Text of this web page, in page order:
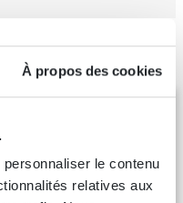
À propos des cookies
le contenu
relatives aux
blanc mat